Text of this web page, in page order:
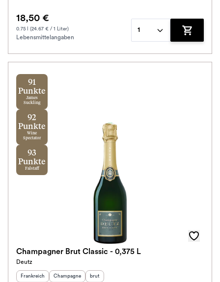
18,50 €
0.75 l (24.67 € / 1 Liter)
Lebensmittelangaben
1
Zum
91
Punkte
James
Suckling
92
Punkte
Wine
Spectator
93
Punkte
Falstaff
Champagner Brut Classic - 0,375 L
Deutz
Herkunftsland
Frankreich Herkunftsregion :
Champagne Geschmack
brut